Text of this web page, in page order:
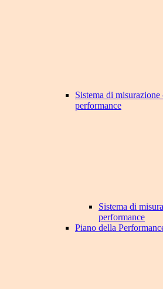
Sistema di
performance
Sistema di
performance
Piano della